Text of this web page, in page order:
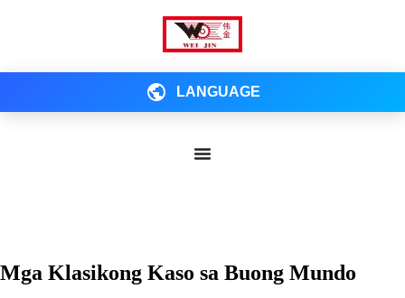
LANGUAGE
Mga Klasikong Kaso sa Buong Mundo